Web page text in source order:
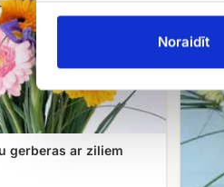
Noraidīt
gerberas ar ziliem